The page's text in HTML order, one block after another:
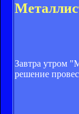
Завтра утром
решение